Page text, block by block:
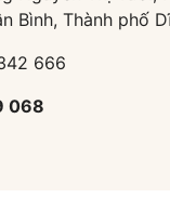
Bình, Thành phố
666
068